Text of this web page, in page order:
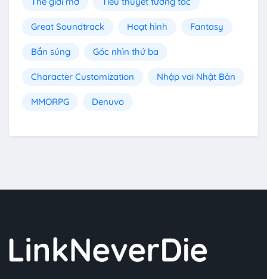
Great Soundtrack Hoạt hình Fantasy
Bắn súng Góc nhìn thứ ba
Character Customization Nhập vai Nhật Bản
MMORPG Denuvo